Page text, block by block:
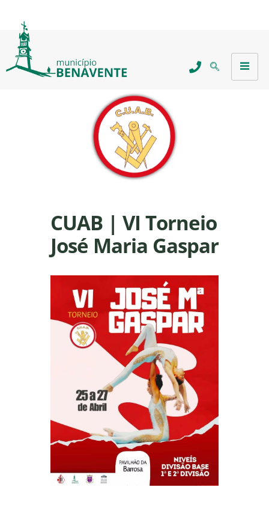
CUAB | VI Torneio
José Maria Gaspar